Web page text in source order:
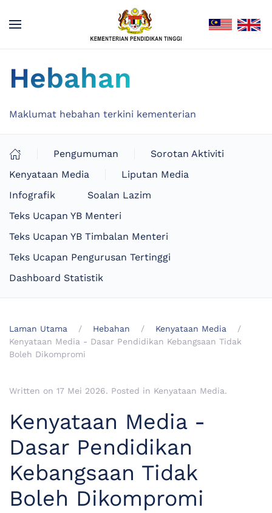
Hebahan
Maklumat hebahan terkini kementerian
Pengumuman
Sorotan Aktiviti
Kenyataan Media
Liputan Media
Infografik
Soalan Lazim
Teks Ucapan YB Menteri
Teks Ucapan YB Timbalan Menteri
Teks Ucapan Pengurusan Tertinggi
Dashboard Statistik
Laman Utama Hebahan
Kenyataan Media
Kenyataan Media - Dasar Pendidikan Kebangsaan Tidak
Boleh Dikompromi
Written on 17 Mei 2026. Posted in Kenyataan Media.
Kenyataan Media -
Dasar Pendidikan
Kebangsaan Tidak
Boleh Dikompromi